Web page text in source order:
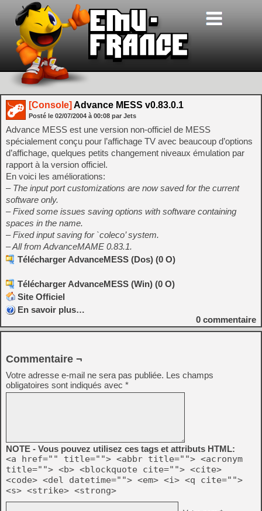
[Console] Advance MESS v0.83.0.1
Posté le 02/07/2004 à 00:08 par Jets
Advance MESS est une version non-officiel de MESS
spécialement conçu pour l’affichage TV avec beaucoup d’options
d’affichage, quelques petits changement niveaux émulation par
rapport à la version officiel.
En voici les améliorations:
– The input port customizations are now saved for the current
software only.
– Fixed some issues saving options with software containing
spaces in the name.
– Fixed input saving for `coleco’ system.
– All from AdvanceMAME 0.83.1.
Télécharger AdvanceMESS (Dos) (0 O)
Télécharger AdvanceMESS (Win) (0 O)
Site Officiel
En savoir plus…
0 commentaire
Commentaire ¬
Votre adresse e-mail ne sera pas publiée. Les champs
obligatoires sont indiqués avec *
NOTE - Vous pouvez utilisez ces tags et attributs HTML:
<a href="" title=""> <abbr title=""> <acronym
title=""> <b> <blockquote cite=""> <cite>
<code> <del datetime=""> <em> <i> <q cite="">
<s> <strike> <strong>